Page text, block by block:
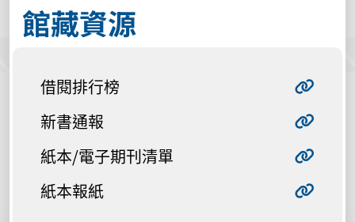
館藏資源
借閱排行榜
新書通報
紙本/電子期刊清單
紙本報紙